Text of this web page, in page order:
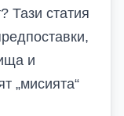
Тази статия
и
„мисията“